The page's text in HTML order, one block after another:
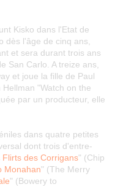
Kisko dans l'Etat de
dès l'âge de cinq ans,
et sera durant trois ans
San Carlo. A treize ans,
et joue la fille de Paul
"Watch on the
par un producteur, elle
dans quatre petites
dont trois d'entre-
Flirts des Corrigans" (Chip
Monahan" (The Merry
" (Bowery to